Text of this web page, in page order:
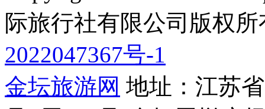
际旅行社有限公司版权
2022047367号-1
金坛旅游网 地址：江苏